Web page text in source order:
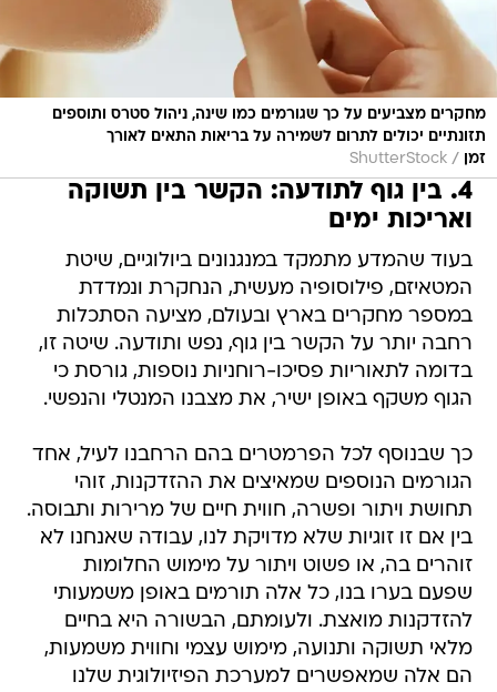
מחקרים מצביעים על כך שגורמים כמו שינה, ניהול סטרס ותוספים
תזונתיים יכולים לתרום לשמירה על בריאות התאים לאורך
זמן
/
ShutterStock
4. בין גוף לתודעה: הקשר בין תשוקה
ואריכות ימים
בעוד שהמדע מתמקד במנגנונים ביולוגיים, שיטת
המטאיזם, פילוסופיה מעשית, הנחקרת ונמדדת
במספר מחקרים בארץ ובעולם, מציעה הסתכלות
רחבה יותר על הקשר בין גוף, נפש ותודעה. שיטה זו,
בדומה לתאוריות פסיכו-רוחניות נוספות, גורסת כי
הגוף משקף באופן ישיר, את מצבנו המנטלי והנפשי.
כך שבנוסף לכל הפרמטרים בהם הרחבנו לעיל, אחד
הגורמים הנוספים שמאיצים את ההזדקנות, זוהי
תחושת ויתור ופשרה, חווית חיים של מרירות ותבוסה.
בין אם זו זוגיות שלא מדויקת לנו, עבודה שאנחנו לא
זוהרים בה, או פשוט ויתור על מימוש החלומות
שפעם בערו בנו, כל אלה תורמים באופן משמעותי
להזדקנות מואצת. ולעומתם, הבשורה היא בחיים
מלאי תשוקה ותנועה, מימוש עצמי וחווית משמעות,
הם אלה שמאפשרים למערכת הפיזיולוגית שלנו